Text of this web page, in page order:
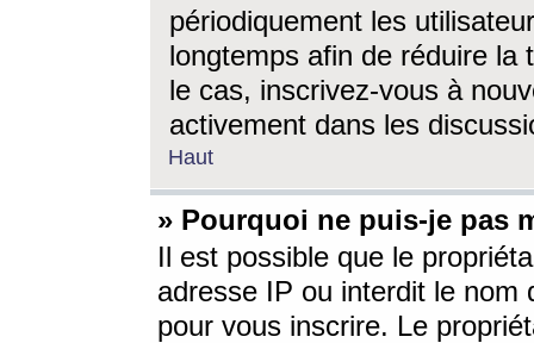
périodiquement les
longtemps afin de réduire la
le cas, inscrivez-vous à
activement dans les
Haut
» Pourquoi ne puis-je pas
Il est possible que le
adresse IP ou interdit le nom
pour vous inscrire. Le